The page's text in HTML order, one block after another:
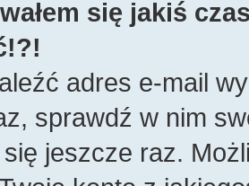
się jakiś
adres e-mail
sprawdź w nim
jeszcze raz.